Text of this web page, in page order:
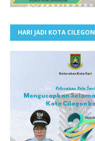
HARI JADI KOTA CILEGON